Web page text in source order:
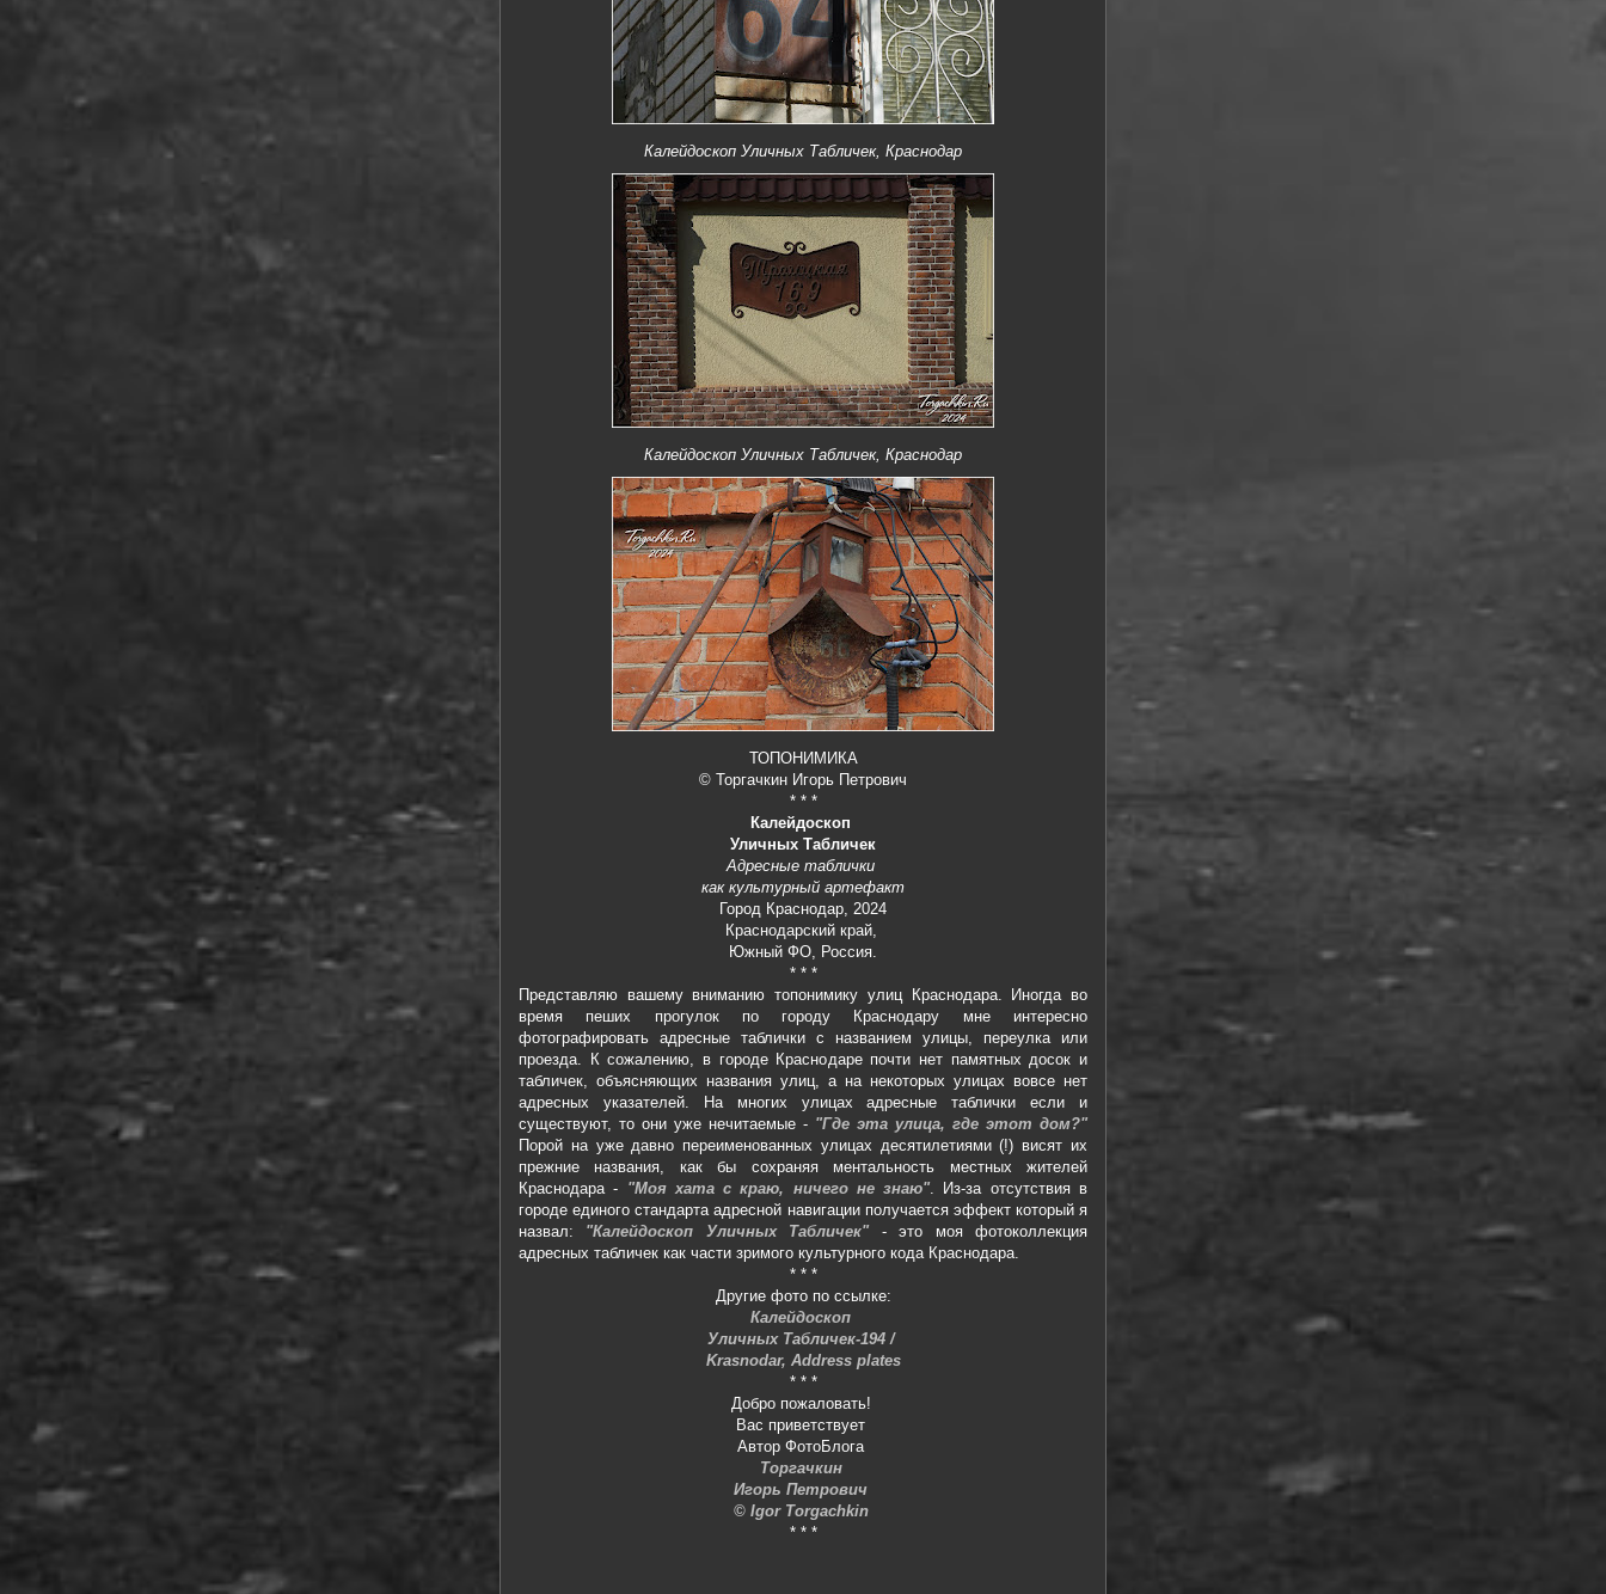
Калейдоскоп Уличных Табличек, Краснодар
Калейдоскоп Уличных Табличек, Краснодар
ТОПОНИМИКА
© Торгачкин Игорь Петрович
* * *
Калейдоскоп
Уличных Табличек
Адресные таблички
как культурный артефакт
Город Краснодар, 2024
Краснодарский край,
Южный ФО, Россия.
* * *
Представляю вашему вниманию топонимику улиц Краснодара. Иногда во
время пеших прогулок по городу Краснодару мне интересно
фотографировать адресные таблички с названием улицы, переулка или
проезда. К сожалению, в городе Краснодаре почти нет памятных досок и
табличек, объясняющих названия улиц, а на некоторых улицах вовсе нет
адресных указателей. На многих улицах адресные таблички если и
существуют, то они уже нечитаемые - "Где эта улица, где этот дом?"
Порой на уже давно переименованных улицах десятилетиями (!) висят их
прежние названия, как бы сохраняя ментальность местных жителей
Краснодара - "Моя хата с краю, ничего не знаю". Из-за отсутствия в
городе единого стандарта адресной навигации получается эффект который я
назвал: "Калейдоскоп Уличных Табличек" - это моя фотоколлекция
адресных табличек как части зримого культурного кода Краснодара.
* * *
Другие фото по ссылке:
Калейдоскоп
Уличных Табличек-194 /
Krasnodar, Address plates
* * *
Добро пожаловать!
Вас приветствует
Автор ФотоБлога
Торгачкин
Игорь Петрович
© Igor Torgachkin
* * *